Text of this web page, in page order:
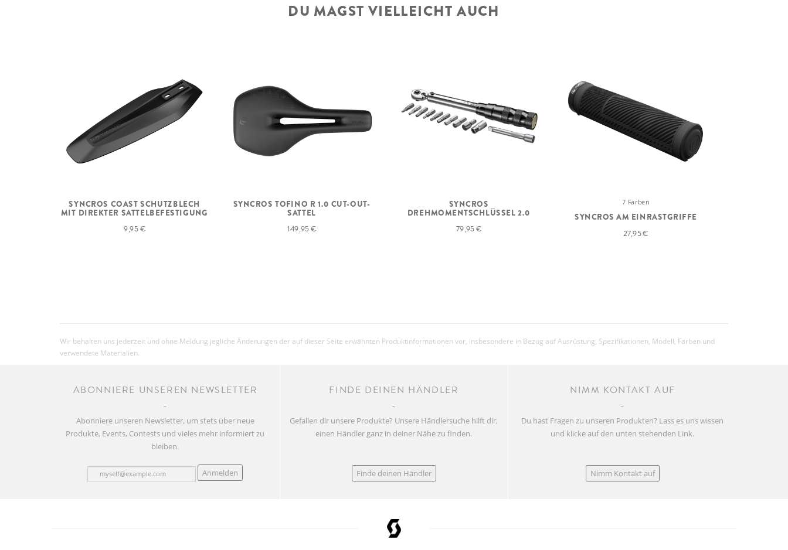
DU MAGST VIELLEICHT AUCH
SYNCROS COAST SCHUTZBLECH
MIT DIREKTER SATTELBEFESTIGUNG
9,95 €
SYNCROS TOFINO R 1.0 CUT-OUT-
SATTEL
149,95 €
SYNCROS
DREHMOMENTSCHLÜSSEL 2.0
79,95 €
7 Farben
SYNCROS AM EINRASTGRIFFE
27,95 €
Wir behalten uns jederzeit und ohne Meldung jegliche Änderungen der auf dieser Seite erwähnten Produktinformationen vor, insbesondere in Bezug auf Ausrüstung, Spezifikationen, Modell, Farben und
verwendete Materialien.
ABONNIERE UNSEREN NEWSLETTER
Abonniere unseren Newsletter, um stets über neue
Produkte, Events, Contests und vieles mehr informiert zu
bleiben.
Anmelden
FINDE DEINEN HÄNDLER
Gefallen dir unsere Produkte? Unsere Händlersuche hilft dir,
einen Händler ganz in deiner Nähe zu finden.
Finde deinen Händler
NIMM KONTAKT AUF
Du hast Fragen zu unseren Produkten? Lass es uns wissen
und klicke auf den unten stehenden Link.
Nimm Kontakt auf